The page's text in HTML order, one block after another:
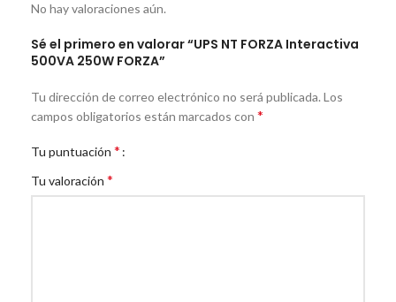
No hay valoraciones aún.
Sé el primero en valorar “UPS NT FORZA Interactiva
500VA 250W FORZA”
Tu dirección de correo electrónico no será publicada. Los
campos obligatorios están marcados con *
Tu puntuación *
Tu valoración *